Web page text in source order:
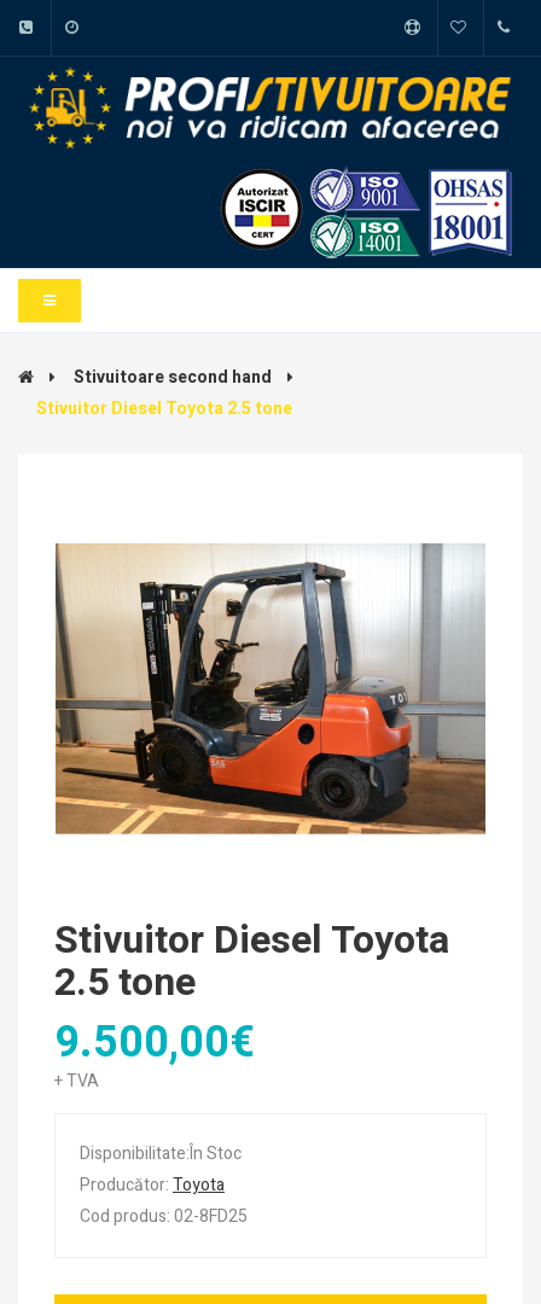
Stivuitoare second hand
Stivuitor Diesel Toyota 2.5 tone
Stivuitor Diesel Toyota
2.5 tone
9.500,00€
+ TVA
Disponibilitate:În Stoc
Producător:Toyota
Cod produs: 02-8FD25